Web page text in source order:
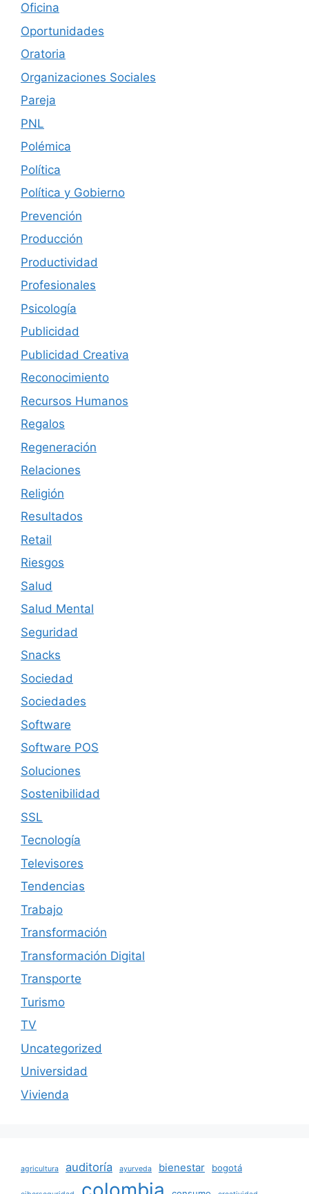
Oficina
Oportunidades
Oratoria
Organizaciones Sociales
Pareja
PNL
Polémica
Política
Política y Gobierno
Prevención
Producción
Productividad
Profesionales
Psicología
Publicidad
Publicidad Creativa
Reconocimiento
Recursos Humanos
Regalos
Regeneración
Relaciones
Religión
Resultados
Retail
Riesgos
Salud
Salud Mental
Seguridad
Snacks
Sociedad
Sociedades
Software
Software POS
Soluciones
Sostenibilidad
SSL
Tecnología
Televisores
Tendencias
Trabajo
Transformación
Transformación Digital
Transporte
Turismo
TV
Uncategorized
Universidad
Vivienda
agricultura auditoría ayurveda bienestar bogotá